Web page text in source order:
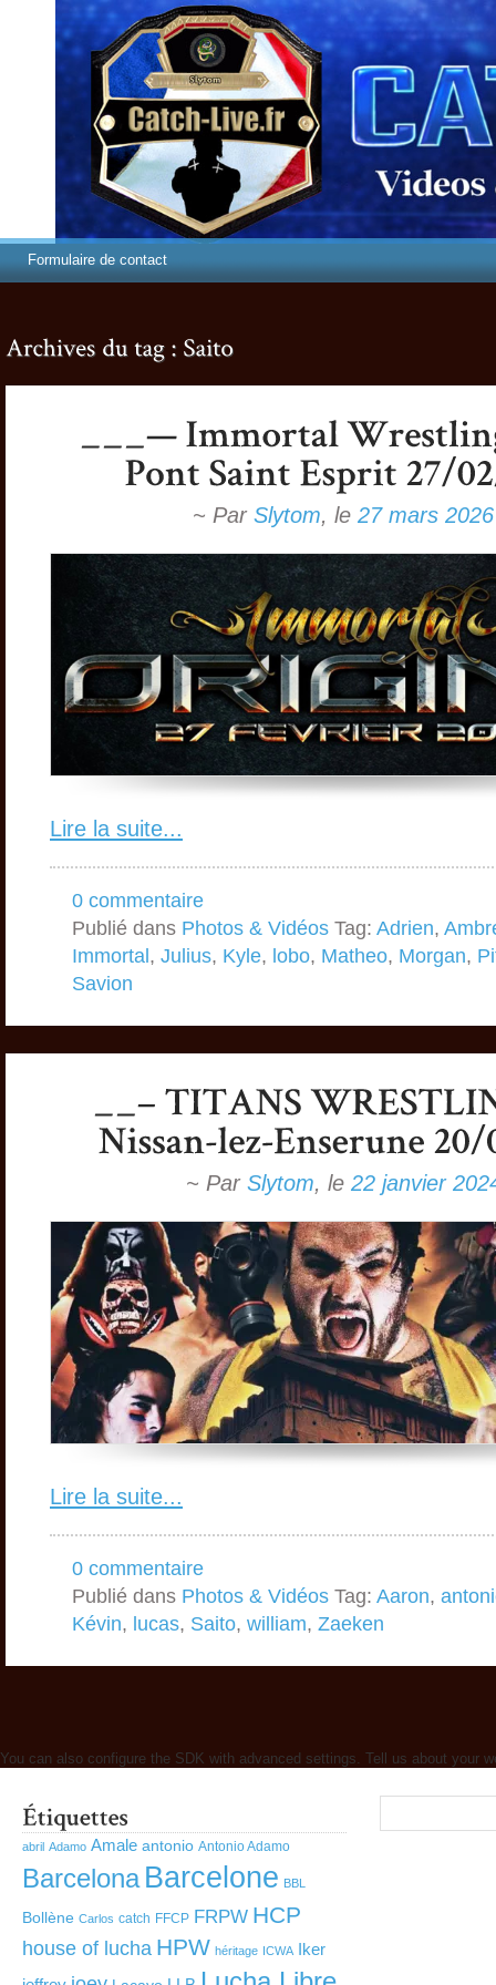
Formulaire de contact
~ Par Slytom, le 27 mars 2026
Lire la suite...
0 commentaire
Publié dans Photos & Vidéos Tag: Adrien,
Immortal , Julius, Kyle, lobo, Matheo, Morgan,
Savion
~ Par Slytom, le 22 janvier
Lire la suite...
0 commentaire
Publié dans Photos & Vidéos Tag: Aaron,
Kévin, lucas, Saito, william, Zaeken
You can also configure the SDK with advanced settings. Tell us about your
abril Adamo Amale antonio Antonio Adamo
Barcelona Barcelone BBL
Bollène Carlos catch FFCP FRPW HCP
house of lucha HPW héritage ICWA Iker